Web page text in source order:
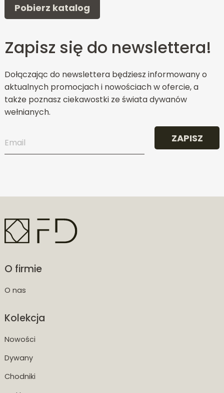
Pobierz katalog
Zapisz się do newslettera!
Dołączając do newslettera będziesz informowany o
aktualnych promocjach i nowościach w ofercie, a
także poznasz ciekawostki ze świata dywanów
wełnianych.
ZAPISZ
O firmie
O nas
Kolekcja
Nowości
Dywany
Chodniki